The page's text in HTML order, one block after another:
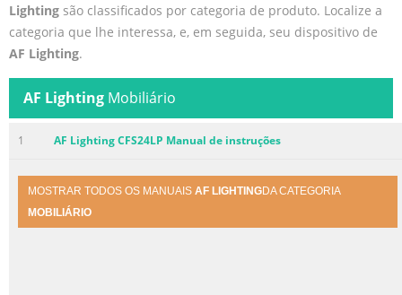
Lighting são classificados por categoria de produto. Localize a
categoria que lhe interessa, e, em seguida, seu dispositivo de
AF Lighting.
AF Lighting Mobiliário
1 AF Lighting CFS24LP Manual de instruções
MOSTRAR TODOS OS MANUAIS AF LIGHTINGDA CATEGORIA
MOBILIÁRIO